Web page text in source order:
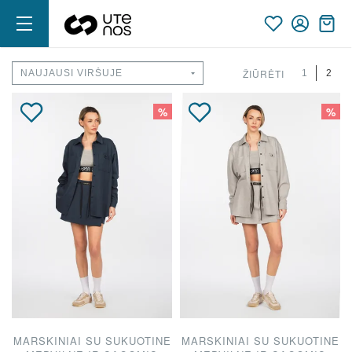
ŽIŪRĖTI 1 2
%
MARSKINIAI SU SUKUOTINE
%
MARSKINIAI SU SUKUOTINE